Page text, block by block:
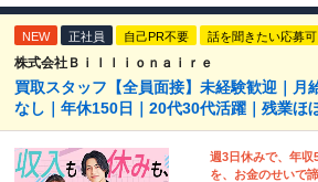
NEW 正社員 自己PR不要 話を聞きたい応募可
株式会社Ｂｉｌｌｉｏｎａｉｒｅ
買取スタッフ【全員面接】未経験歓迎｜月
なし｜年休150日｜20代30代活躍｜残業ほ
週3日休みで、年収
を、お金のせいで